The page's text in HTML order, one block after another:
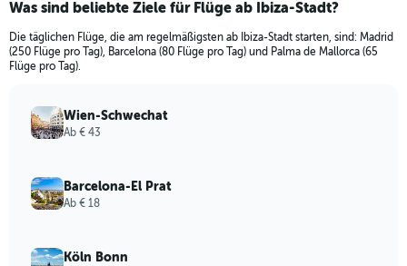
Was sind beliebte Ziele für Flüge ab Ibiza-Stadt?
Die täglichen Flüge, die am regelmäßigsten ab Ibiza-Stadt starten, sind: Madrid
(250 Flüge pro Tag), Barcelona (80 Flüge pro Tag) und Palma de Mallorca (65
Flüge pro Tag).
Wien-Schwechat
Ab € 43
Barcelona-El Prat
Ab € 18
Köln Bonn